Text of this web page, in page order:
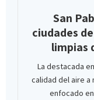
San
ciudades
limpias
La destacada
calidad del aire
enfocado